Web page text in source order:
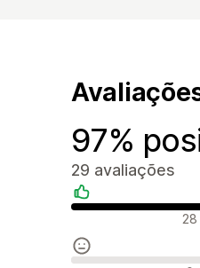
97%
29 avaliações
Avaliações 28